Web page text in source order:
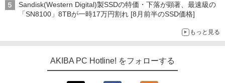
Sandisk(Western Digital)製SSDの特価・下落が顕著、最速級の
「SN8100」8TBが一時17万円割れ [8月前半のSSD価格]
もっと見る
AKIBA PC Hotline! をフォローする